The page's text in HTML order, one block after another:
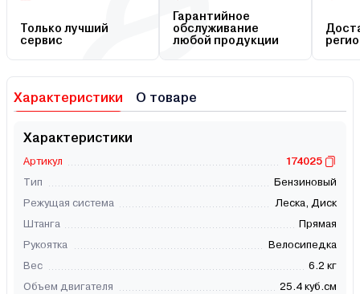
Только лучший
сервис
Гарантийное
обслуживание
любой продукции
Характеристики О товаре
Характеристики
Артикул
174025
Тип
Бензиновый
Режущая система
Леска, Диск
Штанга
Прямая
Рукоятка
Велосипедка
Вес
6.2 кг
Объем двигателя
25.4 куб.см